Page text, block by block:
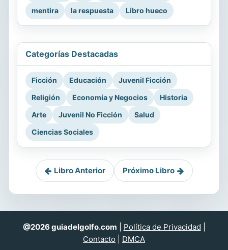
mentira
la respuesta Libro hueco
Categorías Destacadas
Ficción Educación
Juvenil Ficción
Religión
Economía y Negocios
Historia
Arte
Juvenil No Ficción
Salud
Ciencias Sociales
Libro Anterior Próximo Libro
@2026 guiadelgolfo.com Política de Privacidad
Contacto
DMCA